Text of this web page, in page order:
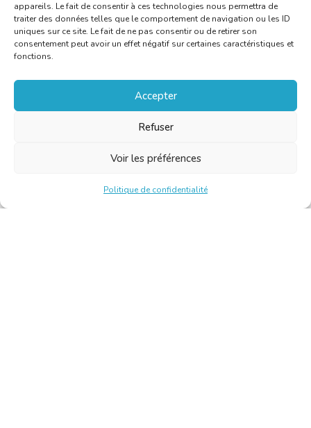
appareils. Le fait de consentir à ces technologies nous permettra de
traiter des données telles que le comportement de navigation ou les ID
uniques sur ce site. Le fait de ne pas consentir ou de retirer son
consentement peut avoir un effet négatif sur certaines caractéristiques et
fonctions.
Accepter
Refuser
Voir les préférences
Politique de confidentialité